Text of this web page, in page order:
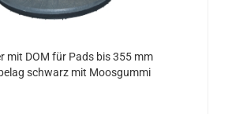
mit DOM für Pads bis 355 mm
schwarz mit Moosgummi